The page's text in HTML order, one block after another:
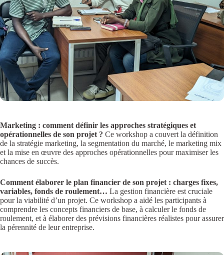
Marketing : comment définir les approches stratégiques et
opérationnelles de son projet ? Ce workshop a couvert la définition
de la stratégie marketing, la segmentation du marché, le marketing mix
et la mise en œuvre des approches opérationnelles pour maximiser les
chances de succès.
Comment élaborer le plan financier de son projet : charges fixes,
variables, fonds de roulement… La gestion financière est cruciale
pour la viabilité d’un projet. Ce workshop a aidé les participants à
comprendre les concepts financiers de base, à calculer le fonds de
roulement, et à élaborer des prévisions financières réalistes pour assurer
la pérennité de leur entreprise.